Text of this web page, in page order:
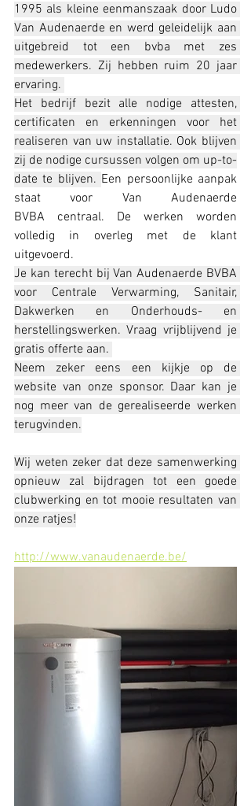
1995 als kleine eenmanszaak door Ludo
Van Audenaerde en werd geleidelijk aan
uitgebreid tot een bvba met zes
medewerkers. Zij hebben ruim 20 jaar
ervaring.
Het bedrijf bezit alle nodige attesten,
certificaten en erkenningen voor het
realiseren van uw installatie. Ook blijven
zij de nodige cursussen volgen om up-to-
date te blijven. Een persoonlijke aanpak
staat voor Van Audenaerde
BVBA centraal. De werken worden
volledig in overleg met de klant
uitgevoerd.
Je kan terecht bij Van Audenaerde BVBA
voor Centrale Verwarming, Sanitair,
Dakwerken en Onderhouds- en
herstellingswerken. Vraag vrijblijvend je
gratis offerte aan.
Neem zeker eens een kijkje op de
website van onze sponsor. Daar kan je
nog meer van de gerealiseerde werken
terugvinden.
Wij weten zeker dat deze samenwerking
opnieuw zal bijdragen tot een goede
clubwerking en tot mooie resultaten van
onze ratjes!
http://www.vanaudenaerde.be/